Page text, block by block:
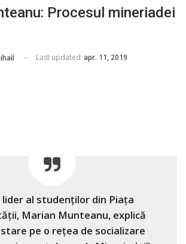
Procesul mineriadei
Last updated apr. 11, 2019
lider al studenților din Piața
Marian Munteanu, explică
pe o rețea de socializare